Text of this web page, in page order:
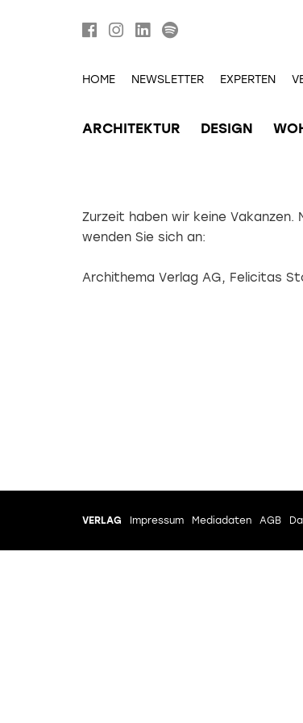
HOME NEWSLETTER EXPERTEN
ARCHITEKTUR DESIGN
Zurzeit haben wir keine
wenden Sie sich an:
Archithema Verlag AG, Felicitas
VERLAG Impressum Mediadaten AGB